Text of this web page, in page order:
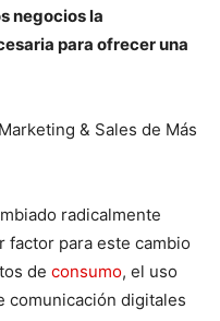
negocios la
para ofrecer una
& Sales de Más
radicalmente
factor para este cambio
de consumo, el uso
comunicación digitales